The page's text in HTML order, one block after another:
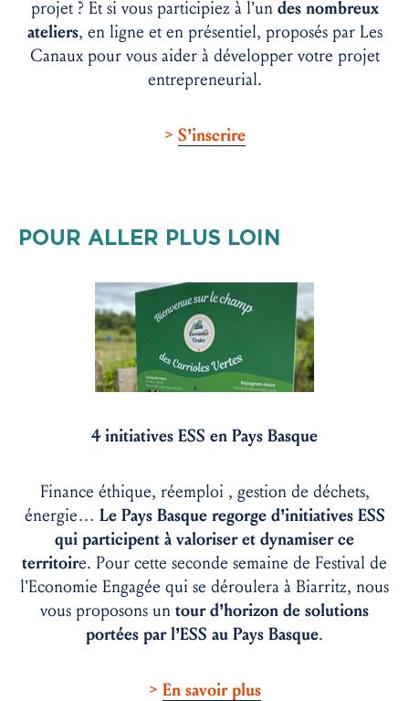
projet ? Et si vous participiez à l’un des nombreux
ateliers, en ligne et en présentiel, proposés par Les
Canaux pour vous aider à développer votre projet
entrepreneurial.
> S’inscrire
POUR ALLER PLUS LOIN
4 initiatives ESS en Pays Basque
Finance éthique, réemploi , gestion de déchets,
énergie… Le Pays Basque regorge d’initiatives ESS
qui participent à valoriser et dynamiser ce
territoire. Pour cette seconde semaine de Festival de
l’Economie Engagée qui se déroulera à Biarritz, nous
vous proposons un tour d’horizon de solutions
portées par l’ESS au Pays Basque.
> En savoir plus